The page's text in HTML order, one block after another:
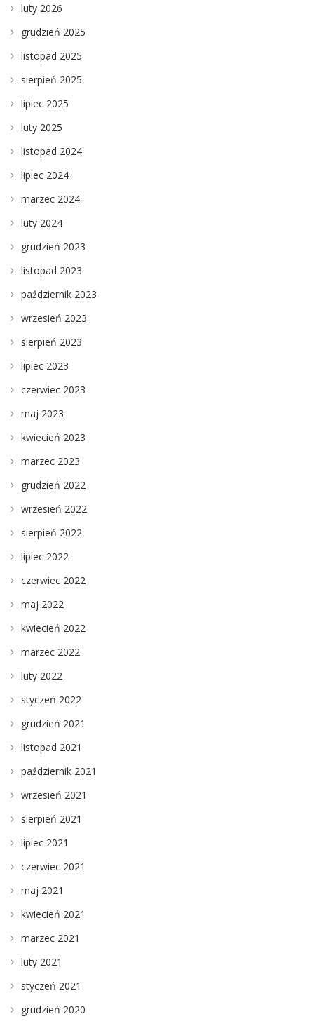
luty 2026
grudzień 2025
listopad 2025
sierpień 2025
lipiec 2025
luty 2025
listopad 2024
lipiec 2024
marzec 2024
luty 2024
grudzień 2023
listopad 2023
październik 2023
wrzesień 2023
sierpień 2023
lipiec 2023
czerwiec 2023
maj 2023
kwiecień 2023
marzec 2023
grudzień 2022
wrzesień 2022
sierpień 2022
lipiec 2022
czerwiec 2022
maj 2022
kwiecień 2022
marzec 2022
luty 2022
styczeń 2022
grudzień 2021
listopad 2021
październik 2021
wrzesień 2021
sierpień 2021
lipiec 2021
czerwiec 2021
maj 2021
kwiecień 2021
marzec 2021
luty 2021
styczeń 2021
grudzień 2020